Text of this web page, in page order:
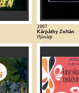
1967
Kárpáthy Zoltán
Ifjúsági